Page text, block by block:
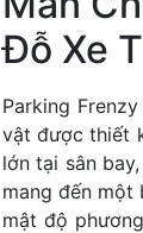
Đỗ Xe
Parking
vật được thiết
lớn tại sân
mang đến một
mật độ